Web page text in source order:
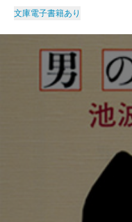
文庫電子書籍あり